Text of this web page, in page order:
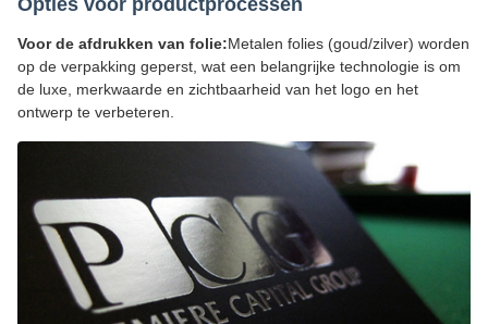
Opties voor productprocessen
Voor de afdrukken van folie:Metalen folies (goud/zilver) worden
op de verpakking geperst, wat een belangrijke technologie is om
de luxe, merkwaarde en zichtbaarheid van het logo en het
ontwerp te verbeteren.